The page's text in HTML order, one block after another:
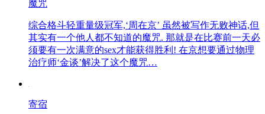
魔咒
综合格斗轻重量级冠军,‘周在京’ 虽然被写作无败神话,但
其实有一个他人都不知道的魔咒. 那就是在比赛前一天必
须要有一次满意的sex才能获得胜利! 在京想要通过物理
治疗师‘金谈’解决了这个魔咒…
寄宿